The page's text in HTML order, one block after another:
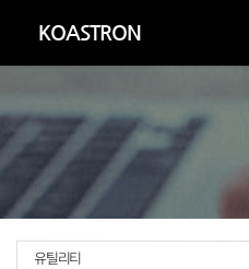
KOASTRON
유틸리티